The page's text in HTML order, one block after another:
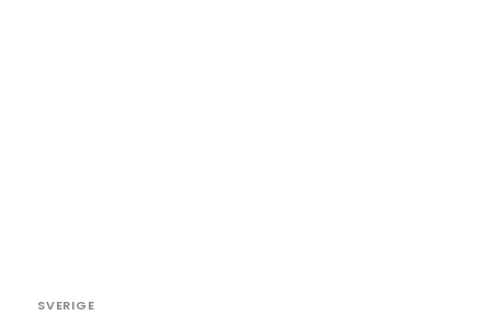
SVERIGE